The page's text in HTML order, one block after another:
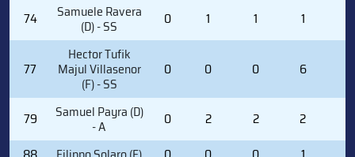
74 Samuele Ravera
(D) - SS 0 1 1 1
77
Hector Tufik
Majul Villasenor
(F) - SS
0 0 0 6
79 Samuel Payra (D)
- A 0 2 2 2